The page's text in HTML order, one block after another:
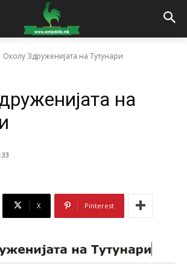
Околу Здруженијата на Тутунари
на
X Pinterest